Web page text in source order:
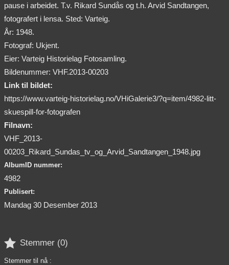
pause i arbeidet. T.v. Rikard Sundås og t.h. Arvid Sandtangen,
fotografert i lensa. Sted: Varteig.
År: 1948.
Fotograf: Ukjent.
Eier: Varteig Historielag Fotosamling.
Bildenummer: VHF.2013-00203
Link til bildet:
https://www.varteig-historielag.no/VHiGalerie3/?q=item/4982-litt-
skuespill-for-fotografen
Filnavn:
VHF_2013-
00203_Rikard_Sundas_tv_og_Arvid_Sandtangen_1948.jpg
AlbumID nummer:
4982
Publisert:
Mandag 30 Desember 2013
 Stemmer (0)
Stemmer til nå :